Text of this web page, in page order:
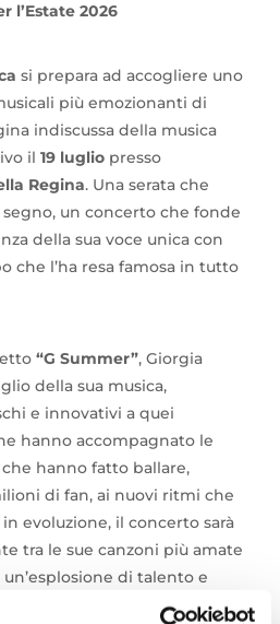
l’Estate 2026
si prepara ad accogliere uno
più emozionanti di
indiscussa della musica
il19 luglio presso
Regina. Una serata che
un concerto che fonde
della sua voce unica con
che l’ha resa famosa in tutto
“G Summer”, Giorgia
della sua musica,
e innovativi a quei
hanno accompagnato le
hanno fatto ballare,
di fan, ai nuovi ritmi che
evoluzione, il concerto sarà
tra le sue canzoni più amate
di talento e